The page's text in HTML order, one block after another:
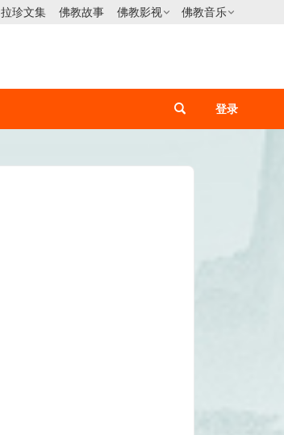
拉珍文集 佛教故事 佛教影视 佛教音乐
登录